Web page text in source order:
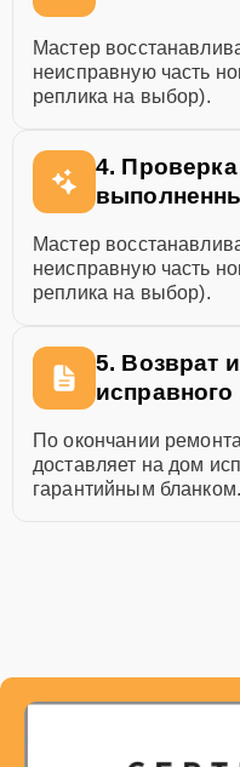
Мастер
неисправную часть
реплика на выбор).
4. Проверка
Мастер
неисправную часть
реплика на выбор).
5. Возврат
исправного
По окончании
доставляет на дом
гарантийным бланком.